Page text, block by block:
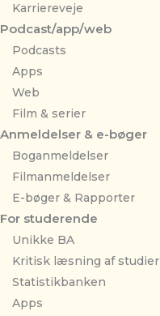
Karriereveje
Podcast/app/web
Podcasts
Apps
Web
Film & serier
Anmeldelser & e-bøger
Boganmeldelser
Filmanmeldelser
E-bøger & Rapporter
For studerende
Unikke BA
Kritisk læsning af studier
Statistikbanken
Apps